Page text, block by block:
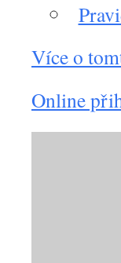
Více o
Online